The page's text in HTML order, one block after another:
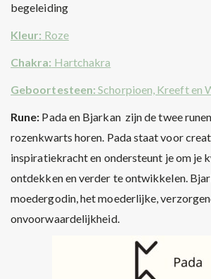
begeleiding
Kleur: Roze
Chakra: Hartchakra
Geboortesteen: Schorpioen, Kreeft en
Rune: Pada en Bjarkan zijn de twee
rozenkwarts horen. Pada staat voor
inspiratiekracht en ondersteunt je om je
ontdekken en verder te ontwikkelen.
moedergodin, het moederlijke,
onvoorwaardelijkheid.